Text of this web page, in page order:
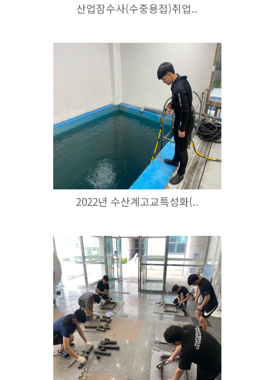
산업잠수사(수중용접)취업..
2022년 수산계고교특성화(..